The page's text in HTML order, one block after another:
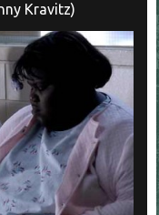
Kravitz)